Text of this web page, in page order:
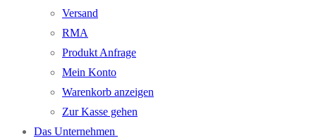
Versand
RMA
Produkt Anfrage
Mein Konto
Warenkorb anzeigen
Zur Kasse gehen
Das Unternehmen